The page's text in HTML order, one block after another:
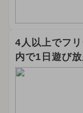
4人以上でフ
内で1日遊び放